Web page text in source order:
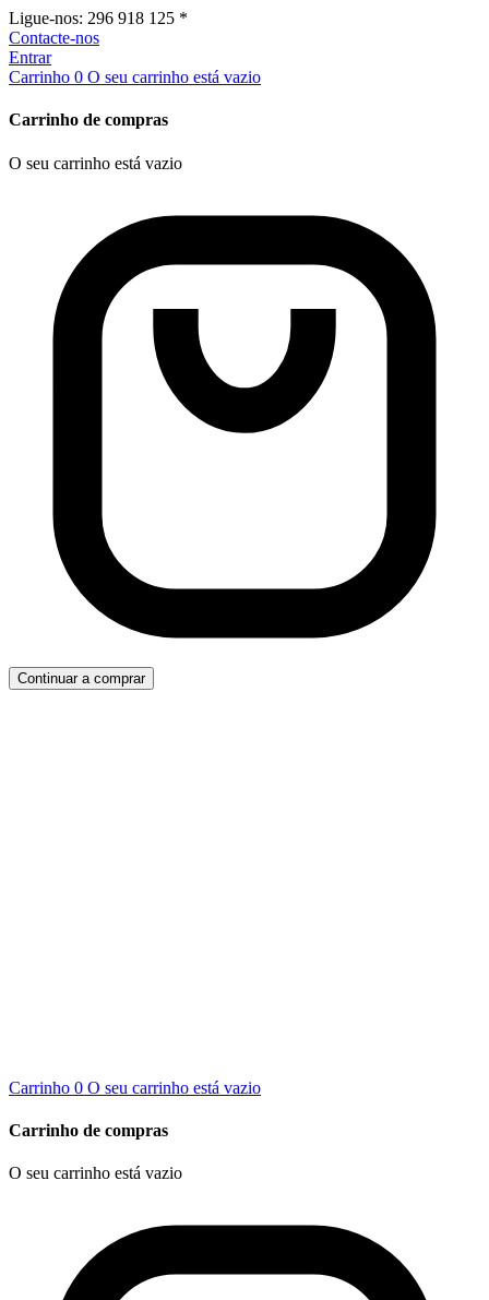
Ligue-nos: 296 918 125 *
Contacte-nos
Entrar
Carrinho 0 O seu carrinho está vazio
Carrinho de compras
O seu carrinho está vazio
Continuar a comprar
Carrinho 0 O seu carrinho está vazio
Carrinho de compras
O seu carrinho está vazio